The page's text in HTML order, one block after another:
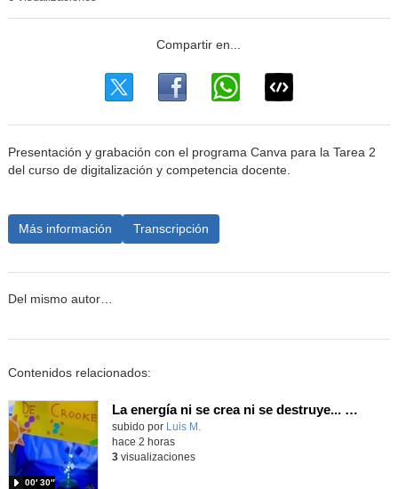
Presentación y grabación con el programa Canva para la Tarea 2
del curso de digitalización y competencia docente.
Más información Transcripción
Del mismo autor…
Contenidos relacionados:
La energía ni se crea ni se destruye... ¡se experimenta! El Tierno en la Feria Madrid es Ciencia 2026
Contenido educativo.
subido por Luis M.
00′ 30″
hace 2 horas
3visualizaciones